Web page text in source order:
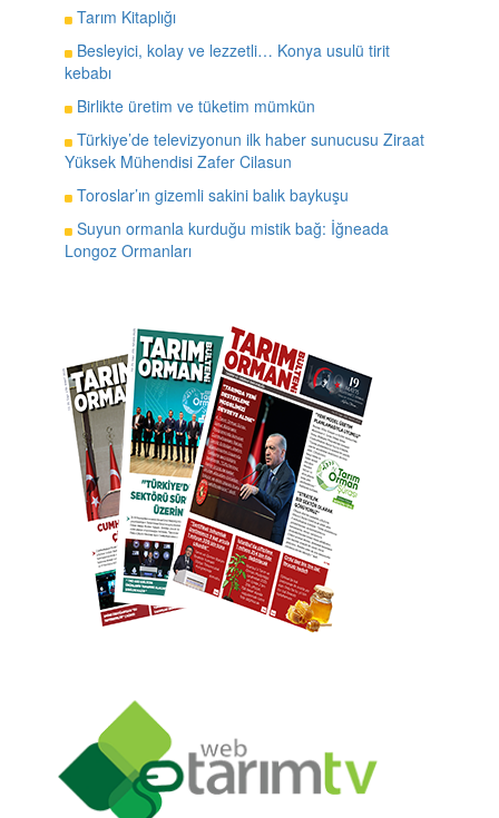
Tarım Kitaplığı
Besleyici, kolay ve lezzetli… Konya usulü tirit
kebabı
Birlikte üretim ve tüketim mümkün
Türkiye’de televizyonun ilk haber sunucusu Ziraat
Yüksek Mühendisi Zafer Cilasun
Toroslar’ın gizemli sakini balık baykuşu
Suyun ormanla kurduğu mistik bağ: İğneada
Longoz Ormanları